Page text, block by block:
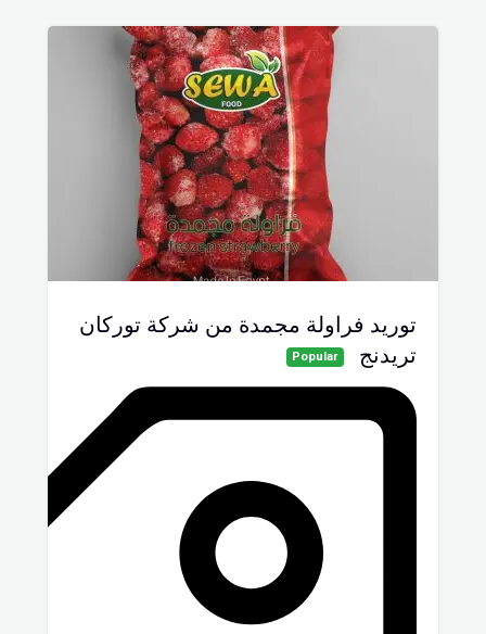
توريد فراولة مجمدة من شركة توركان
تريدنج
Popular